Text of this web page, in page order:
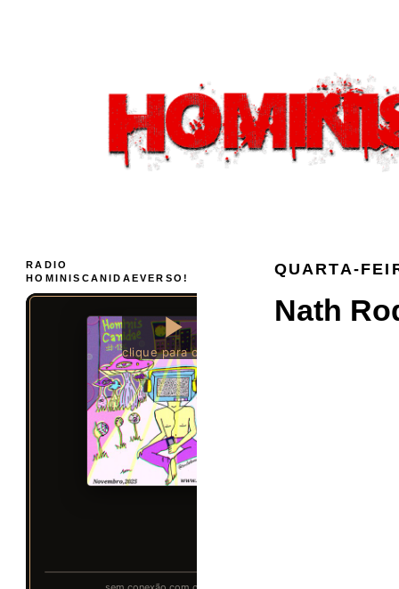
QUARTA-
Nath
RADIO
HOMINISCANIDAEVERSO!